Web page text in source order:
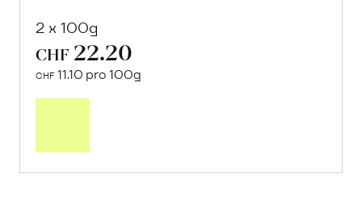
2 x 100g
CHF 22.20
CHF 11.10 pro 100g